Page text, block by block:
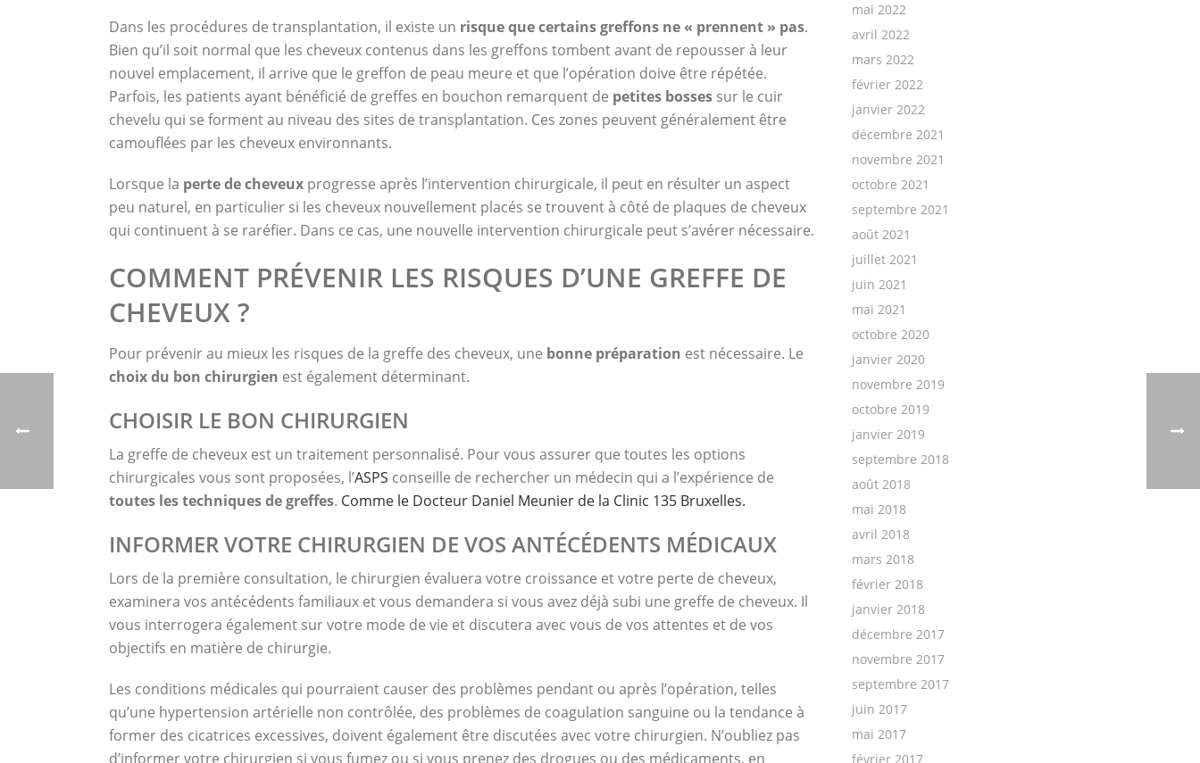
Dans les procédures de transplantation, il existe un risque que certains greffons ne « prennent » pas.
Bien qu’il soit normal que les cheveux contenus dans les greffons tombent avant de repousser à leur
nouvel emplacement, il arrive que le greffon de peau meure et que l’opération doive être répétée.
Parfois, les patients ayant bénéficié de greffes en bouchon remarquent de petites bosses sur le cuir
chevelu qui se forment au niveau des sites de transplantation. Ces zones peuvent généralement être
camouflées par les cheveux environnants.
Lorsque la perte de cheveux progresse après l’intervention chirurgicale, il peut en résulter un aspect
peu naturel, en particulier si les cheveux nouvellement placés se trouvent à côté de plaques de cheveux
qui continuent à se raréfier. Dans ce cas, une nouvelle intervention chirurgicale peut s’avérer nécessaire.
COMMENT PRÉVENIR LES RISQUES D’UNE GREFFE DE
CHEVEUX ?
Pour prévenir au mieux les risques de la greffe des cheveux, une bonne préparation est nécessaire. Le
choix du bon chirurgien est également déterminant.
CHOISIR LE BON CHIRURGIEN
La greffe de cheveux est un traitement personnalisé. Pour vous assurer que toutes les options
chirurgicales vous sont proposées, l’ASPS conseille de rechercher un médecin qui a l’expérience de
toutes lestechniques degreffes. Comme le Docteur Daniel Meunier de la Clinic 135 Bruxelles.
INFORMER VOTRE CHIRURGIEN DE VOS ANTÉCÉDENTS MÉDICAUX
Lors de la première consultation, le chirurgien évaluera votre croissance et votre perte de cheveux,
examinera vos antécédents familiaux et vous demandera si vous avez déjà subi une greffe de cheveux. Il
vous interrogera également sur votre mode de vie et discutera avec vous de vos attentes et de vos
objectifs en matière de chirurgie.
Les conditions médicales qui pourraient causer des problèmes pendant ou après l’opération, telles
qu’une hypertension artérielle non contrôlée, des problèmes de coagulation sanguine ou la tendance à
former des cicatrices excessives, doivent également être discutées avec votre chirurgien. N’oubliez pas
d’informer votre chirurgien si vous fumez ou si vous prenez des drogues ou des médicaments, en
mai 2022
avril 2022
mars 2022
février 2022
janvier 2022
décembre 2021
novembre 2021
octobre 2021
septembre 2021
août 2021
juillet 2021
juin 2021
mai 2021
octobre 2020
janvier 2020
novembre 2019
octobre 2019
janvier 2019
septembre 2018
août 2018
mai 2018
avril 2018
mars 2018
février 2018
janvier 2018
décembre 2017
novembre 2017
septembre 2017
juin 2017
mai 2017
février 2017